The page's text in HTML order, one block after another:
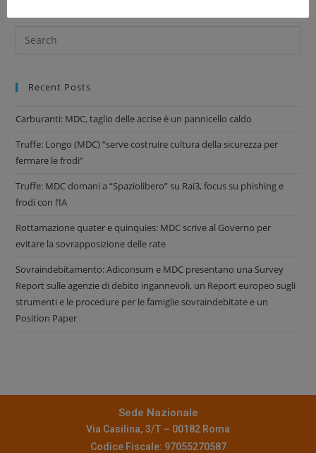
Recent Posts
Carburanti: MDC, taglio delle accise è un pannicello caldo
Truffe: Longo (MDC) “serve costruire cultura della sicurezza per
fermare le frodi”
Truffe: MDC domani a “Spaziolibero” su Rai3, focus su phishing e
frodi con l’IA
Rottamazione quater e quinquies: MDC scrive al Governo per
evitare la sovrapposizione delle rate
Sovraindebitamento: Adiconsum e MDC presentano una Survey
Report sulle agenzie di debito ingannevoli, un Report europeo sugli
strumenti e le procedure per le famiglie sovraindebitate e un
Position Paper
Sede Nazionale
Via Casilina, 3/T – 00182 Roma
Codice Fiscale: 97055270587